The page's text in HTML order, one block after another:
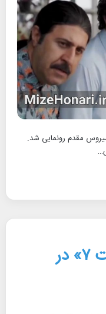
به کارگردانی سیروس مقدم رونمایی شد.
روزهای پایانی «پایتخت ۷» در